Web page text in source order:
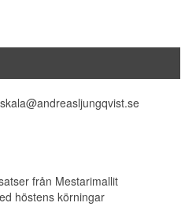
från Mestarimallit
höstens körningar